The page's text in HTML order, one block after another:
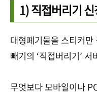
1) 직접버리기
대형폐기물을 스티커
빼기의 ‘직접버리기’
무엇보다 모바일이나